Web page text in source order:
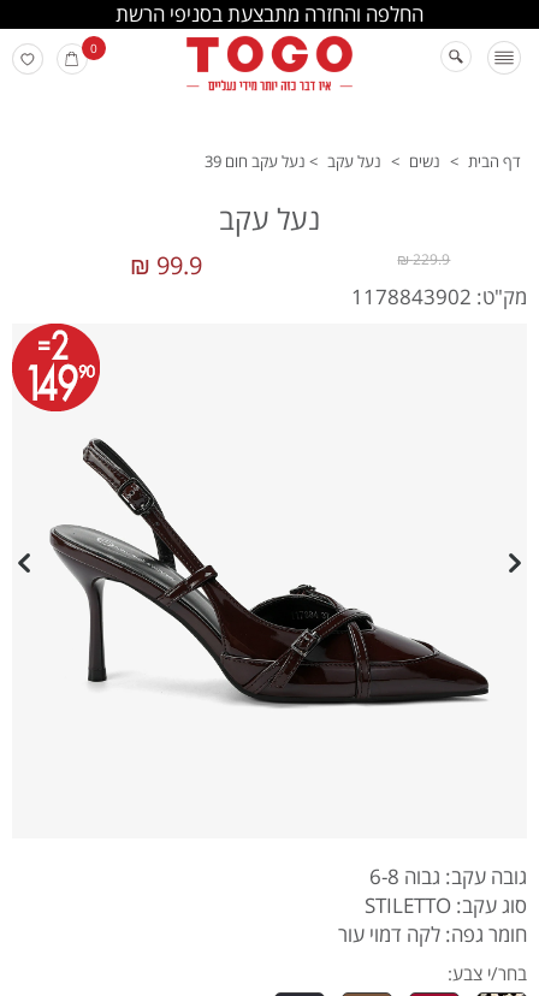
החלפה והחזרה מתבצעת בסניפי הרשת
0
דף הבית > נשים > נעל עקב > נעל עקב חום 39
נעל עקב
99.9 ₪ 229.9 ₪
מק"ט: 1178843902
גובה עקב: גבוה 6-8
סוג עקב: STILETTO
חומר גפה: לקה דמוי עור
בחר/י צבע: